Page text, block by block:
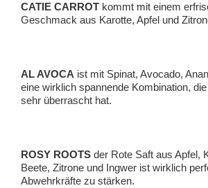
CATIE CARROT kommt mit einem
Geschmack aus Karotte, Apfel und
AL AVOCA ist mit Spinat, Avocado,
eine wirklich spannende Kombination,
sehr überrascht hat.
ROSY ROOTS der Rote Saft aus Apfel,
Beete, Zitrone und Ingwer ist wirklich
Abwehrkräfte zu stärken.